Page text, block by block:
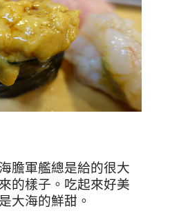
膽軍艦總是給的很大
的樣子。吃起來好美
大海的鮮甜。